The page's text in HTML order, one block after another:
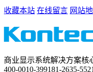
收藏本站 在线留言 网站
商业显示系统解决方案核
400-0010-399181-2635-5521